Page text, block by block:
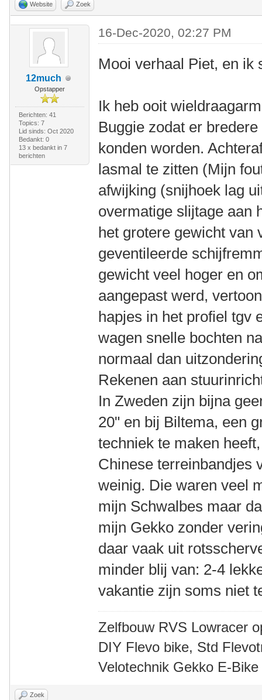
Website Zoek
12much
Opstapper
Berichten: 41
Topics: 7
Lid sinds: Oct 2020
Bedankt: 0
13 x bedankt in 7
berichten
16-Dec-2020, 02:27 PM
Mooi verhaal Piet, en ik
Ik heb ooit
Buggie zodat er
konden worden.
lasmal te zitten (Mijn
afwijking (snijhoek lag
overmatige slijtage aan
het grotere gewicht van
geventileerde
gewicht veel hoger en
aangepast werd,
hapjes in het profiel tgv
wagen snelle bochten
normaal dan
Rekenen aan
In Zweden zijn bijna
20" en bij Biltema, een
techniek te maken
Chinese terreinbandjes
weinig. Die waren veel
mijn Schwalbes maar
mijn Gekko zonder
daar vaak uit
minder blij van: 2-4
vakantie zijn soms niet
Zelfbouw RVS Lowracer
DIY Flevo bike, Std
Velotechnik Gekko E-Bike
Zoek